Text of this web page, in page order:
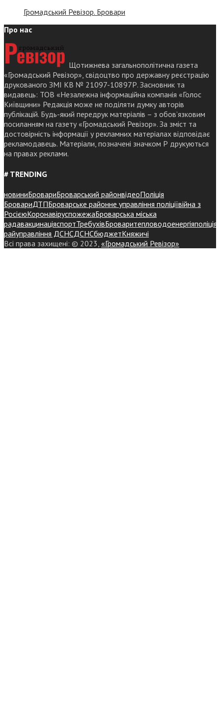
Громадський Ревізор. Бровари
Про нас
Щотижнева загальнополітична газета
«Громадський Ревізор», свідоцтво про державну реєстрацію
друкованого ЗМІ КВ № 21097-10897Р. Засновник та
видавець: ТОВ «Незалежна інформаційна компанія «Голос
Київщини» Редакція може не поділяти думку авторів
публікацій. Будь-який передрук матеріалів – з обов’язковим
посиланням на газету «Громадський Ревізор». За зміст та
достовірність інформації у рекламних матеріалах відповідає
рекламодавець. Матеріали, позначені значком Р друкуються
на правах реклами.
# TRENDING
новиниБровариБроварський районвідеоПоліція
БровариДТПБроварське районне управління поліціївійна з
РосієюКоронавіруспожежаБроварська міська
радавакцинаціяспортТребухівБроваритепловодоенергіяполіція
райуправління ДСНСДСНСбюджетКняжичі
Всі права захищені: © 2023, «Громадський Ревізор»